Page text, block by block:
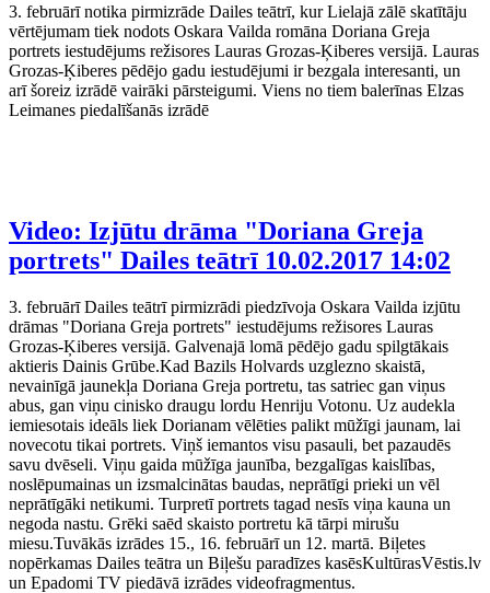
3. februārī notika pirmizrāde Dailes teātrī, kur Lielajā zālē skatītāju
vērtējumam tiek nodots Oskara Vailda romāna Doriana Greja
portrets iestudējums režisores Lauras Grozas-Ķiberes versijā. Lauras
Grozas-Ķiberes pēdējo gadu iestudējumi ir bezgala interesanti, un
arī šoreiz izrādē vairāki pārsteigumi. Viens no tiem balerīnas Elzas
Leimanes piedalīšanās izrādē
Video: Izjūtu drāma "Doriana Greja
portrets" Dailes teātrī 10.02.2017 14:02
3. februārī Dailes teātrī pirmizrādi piedzīvoja Oskara Vailda izjūtu
drāmas "Doriana Greja portrets" iestudējums režisores Lauras
Grozas-Ķiberes versijā. Galvenajā lomā pēdējo gadu spilgtākais
aktieris Dainis Grūbe.Kad Bazils Holvards uzglezno skaistā,
nevainīgā jaunekļa Doriana Greja portretu, tas satriec gan viņus
abus, gan viņu cinisko draugu lordu Henriju Votonu. Uz audekla
iemiesotais ideāls liek Dorianam vēlēties palikt mūžīgi jaunam, lai
novecotu tikai portrets. Viņš iemantos visu pasauli, bet pazaudēs
savu dvēseli. Viņu gaida mūžīga jaunība, bezgalīgas kaislības,
noslēpumainas un izsmalcinātas baudas, neprātīgi prieki un vēl
neprātīgāki netikumi. Turpretī portrets tagad nesīs viņa kauna un
negoda nastu. Grēki saēd skaisto portretu kā tārpi mirušu
miesu.Tuvākās izrādes 15., 16. februārī un 12. martā. Biļetes
nopērkamas Dailes teātra un Biļešu paradīzes kasēsKultūrasVēstis.lv
un Epadomi TV piedāvā izrādes videofragmentus.